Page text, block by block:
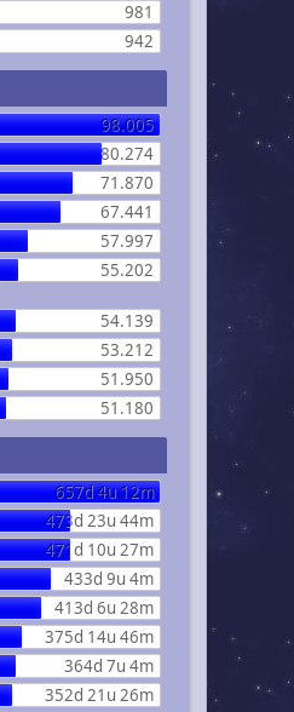
981
942
98.005
80.274
71.870
67.441
57.997
55.202
54.139
53.212
51.950
51.180
657d 4u 12m
473d 23u 44m
471d 10u 27m
433d 9u 4m
413d 6u 28m
375d 14u 46m
364d 7u 4m
352d 21u 26m